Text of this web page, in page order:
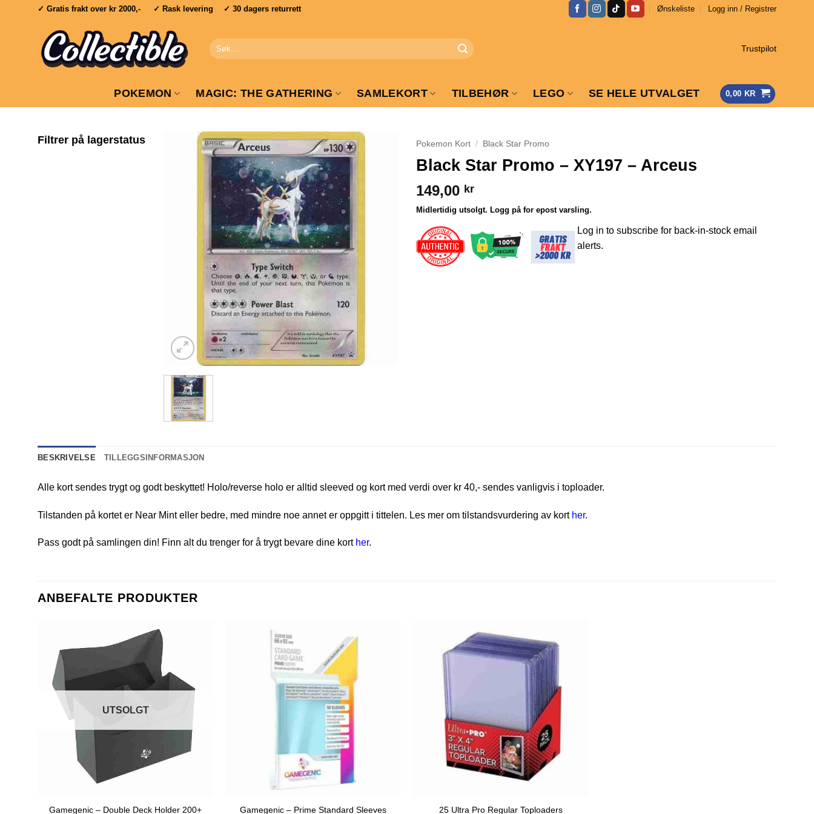
✓ Gratis frakt over kr 2000,- ✓ Rask levering ✓ 30 dagers returrett Ønskeliste Logg inn / Registrer
Søk
etter:
Trustpilot
POKEMON MAGIC: THE GATHERING SAMLEKORT TILBEHØR LEGO SE HELE UTVALGET 0,00 KR
Filtrer på lagerstatus Pokemon Kort / Black Star Promo
Black Star Promo – XY197 – Arceus
149,00 kr
Midlertidig utsolgt. Logg på for epost varsling.
Log in to subscribe for back-in-stock email
alerts.
BESKRIVELSE TILLEGGSINFORMASJON
Alle kort sendes trygt og godt beskyttet! Holo/reverse holo er alltid sleeved og kort med verdi over kr 40,- sendes vanligvis i toploader.
Tilstanden på kortet er Near Mint eller bedre, med mindre noe annet er oppgitt i tittelen. Les mer om tilstandsvurdering av kort her.
Pass godt på samlingen din! Finn alt du trenger for å trygt bevare dine kort her.
ANBEFALTE PRODUKTER
UTSOLGT
Gamegenic – Double Deck Holder 200+ Gamegenic – Prime Standard Sleeves 25 Ultra Pro Regular Toploaders